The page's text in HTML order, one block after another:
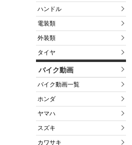
ハンドル
電装類
外装類
タイヤ
バイク動画
バイク動画一覧
ホンダ
ヤマハ
スズキ
カワサキ